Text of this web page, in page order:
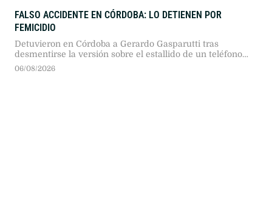
FALSO ACCIDENTE EN CÓRDOBA: LO DETIENEN POR
FEMICIDIO
Detuvieron en Córdoba a Gerardo Gasparutti tras
desmentirse la versión sobre el estallido de un teléfono
móvil en su automóvil. La fiscalía lo imputó por el
06/08/2026